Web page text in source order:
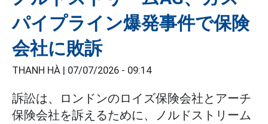
パイプライン爆発事件で保険
会社に敗訴
THANH HÀ | 07/07/2026 - 09:14
訴訟は、ロンドンのロイズ保険会社とアーチ
保険会社を訴えるために、ノルドストリーム